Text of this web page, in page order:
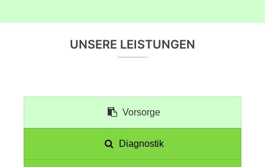
UNSERE LEISTUNGEN
Vorsorge
Diagnostik